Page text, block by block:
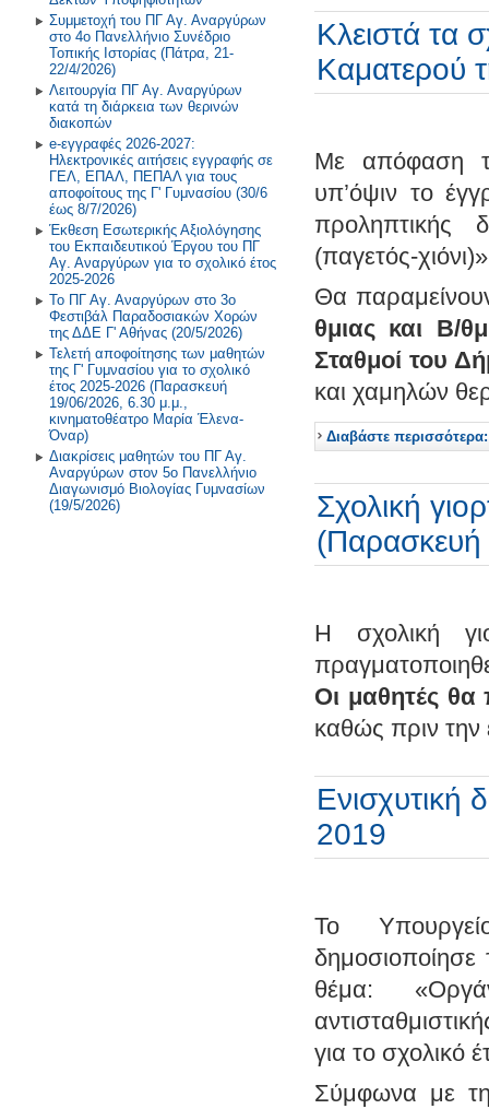
Πρόγραμμα Σίτισης και Υγιεινής
Διατροφής
Δραστηριότητες στο Σχολικό
Επαγγελματικό Προσανατολισμό
2018-2019
2017-2018
2016-2017
2015-2016
2014-2015
Παλαιότερη Έτη
Συμμετοχή του ΠΓ Αγ. Αναργύρων
στο 4ο Πανελλήνιο Συνέδριο
Τοπικής Ιστορίας (Πάτρα, 21-
22/4/2026)
Λειτουργία ΠΓ Αγ. Αναργύρων
κατά τη διάρκεια των θερινών
διακοπών
e-εγγραφές 2026-2027:
Ηλεκτρονικές αιτήσεις εγγραφής σε
ΓΕΛ, ΕΠΑΛ, ΠΕΠΑΛ για τους
αποφοίτους της Γ' Γυμνασίου (30/6
έως 8/7/2026)
Έκθεση Εσωτερικής Αξιολόγησης
του Εκπαιδευτικού Έργου του ΠΓ
Αγ. Αναργύρων για το σχολικό έτος
2025-2026
Το ΠΓ Αγ. Αναργύρων στο 3ο
Φεστιβάλ Παραδοσιακών Χορών
της ΔΔΕ Γ' Αθήνας (20/5/2026)
Τελετή αποφοίτησης των μαθητών
της Γ' Γυμνασίου για το σχολικό
έτος 2025-2026 (Παρασκευή
19/06/2026, 6.30 μ.μ.,
κινηματοθέατρο Μαρία Έλενα-
Όναρ)
Διακρίσεις μαθητών του ΠΓ Αγ.
Αναργύρων στον 5ο Πανελλήνιο
Διαγωνισμό Βιολογίας Γυμνασίων
(19/5/2026)
Κλειστά τα
Καματερού
Με απόφαση
υπ’όψιν το
προληπτικής
(παγετός-
Θα
θμιας και Β/
Σταθμοί του
και χαμηλών
Διαβάστε περισσότερα:
Σχολική
Η σχολική
Οι μαθητές θα
καθώς πριν την
Ενισχυτική
2019
Το
θέμα:
για το σχολικό
Σύμφωνα με